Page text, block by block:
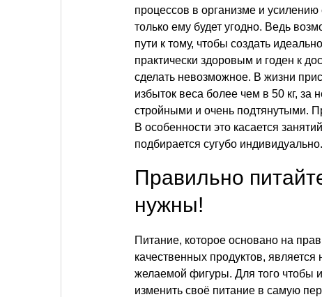
процессов в организме и
только ему будет угодно. Ведь
пути к тому, чтобы создать
практически здоровым и годен к
сделать невозможное. В жизни
избыток веса более чем в 50 кг,
стройными и очень подтянутыми.
В особенности это касается
подбирается сугубо индивидуально.
Правильно
нужны!
Питание, которое основано на
качественных продуктов,
желаемой фигуры. Для того чтобы
изменить своё питание в самую